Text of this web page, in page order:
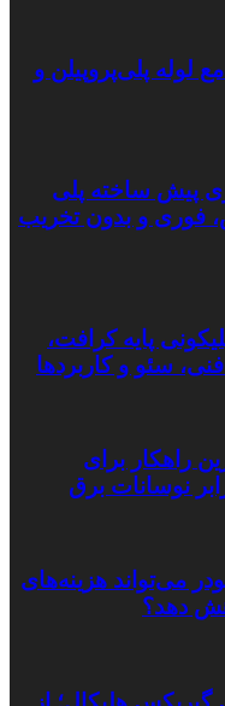
لوله پلی‌پروپیلن و
پیش ساخته پلی
فوری و بدون تخریب
پایه کرافت،
سئو و کاربردها
راهکار برای
نوسانات برق
می‌تواند هزینه‌های
دهد؟